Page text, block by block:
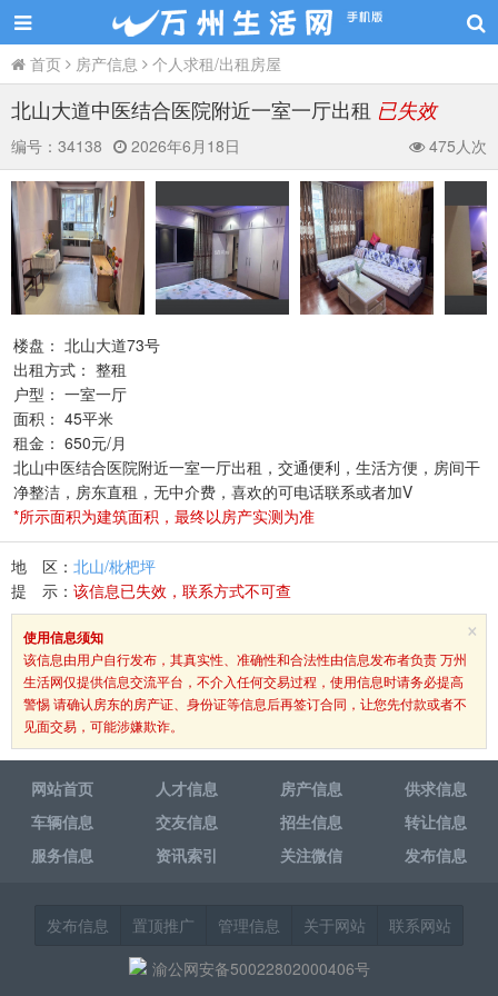
首页 房产信息 个人求租/出租房屋
北山大道中医结合医院附近一室一厅出租 已失效
编号： 34138 2026年6月18日 475人次
楼盘： 北山大道73号
出租方式： 整租
户型： 一室一厅
面积： 45平米
租金： 650元/月
北山中医结合医院附近一室一厅出租，交通便利，生活方便，房间干
净整洁，房东直租，无中介费，喜欢的可电话联系或者加V
*所示面积为建筑面积，最终以房产实测为准
地 区： 北山/枇杷坪
提 示： 该信息已失效，联系方式不可查
×
使用信息须知
该信息由用户自行发布，其真实性、准确性和合法性由信息发布者负责 万州
生活网仅提供信息交流平台，不介入任何交易过程，使用信息时请务必提高
警惕 请确认房东的房产证、身份证等信息后再签订合同，让您先付款或者不
见面交易，可能涉嫌欺诈。
网站首页 人才信息 房产信息
供求信息
车辆信息
交友信息 招生信息
转让信息
服务信息
资讯索引 关注微信 发布信息
发布信息 置顶推广 管理信息 关于网站
联系网站
渝公网安备50022802000406号